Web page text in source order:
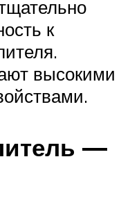
к
высокими
—